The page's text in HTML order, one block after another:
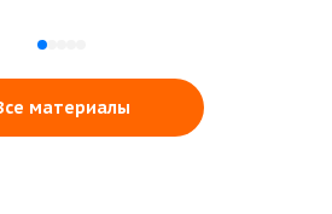
материалы